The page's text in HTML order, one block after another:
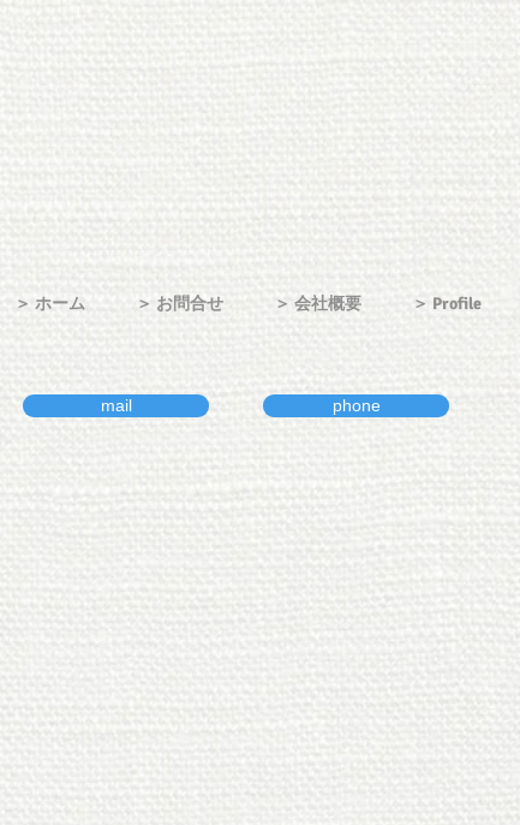
＞ ホーム ＞ お問合せ ＞ 会社概要 ＞ Profile
mail phone
福岡北九州山口を拠点にし
司会・ウエディング・イベント
ント・企業イベントプロデュース ​など
お問合せ・ご質問は
8.com まで